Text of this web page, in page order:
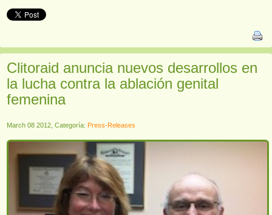
Clitoraid anuncia nuevos desarrollos en
la lucha contra la ablación genital
femenina
March 08 2012, Categoría: Press-Releases